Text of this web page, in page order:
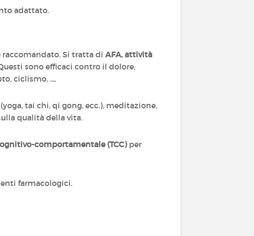
adattato.
Si tratta di AFA, attività
sono efficaci contro il dolore,
ciclismo, ...,
tai chi, qi gong, ecc.), meditazione,
qualità della vita.
comportamentale (TCC)per
farmacologici.